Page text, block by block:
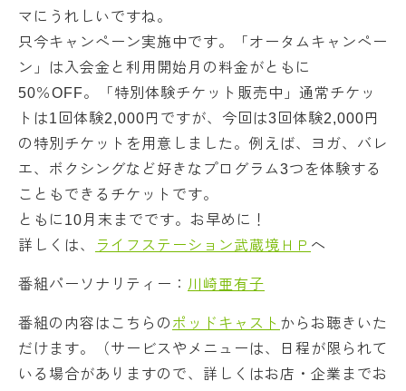
マにうれしいですね。
只今キャンペーン実施中です。「オータムキャンペー
ン」は入会金と利用開始月の料金がともに
50％OFF。「特別体験チケット販売中」通常チケッ
トは1回体験2,000円ですが、今回は3回体験2,000円
の特別チケットを用意しました。例えば、ヨガ、バレ
エ、ボクシングなど好きなプログラム3つを体験する
こともできるチケットです。
ともに10月末までです。お早めに！
詳しくは、
ライフステーション武蔵境ＨＰ へ
番組パーソナリティー： 川崎亜有子
番組の内容はこちらの ポッドキャスト からお聴きいた
だけます。（サービスやメニューは、日程が限られて
いる場合がありますので、詳しくはお店・企業までお